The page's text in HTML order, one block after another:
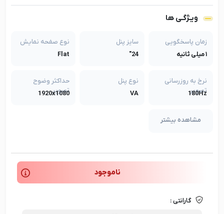
ویـژگـی ها
زمان پاسخگویی
۱ میلی ثانیه
سایز پنل
24"
نوع صفحه نمایش
Flat
نرخ به روزرسانی
تصویر
180Hz
نوع پنل
VA
حداکثر وضوح
تصویر
1920x1080
مشاهده بیشتر
ناموجود
گارانتی :